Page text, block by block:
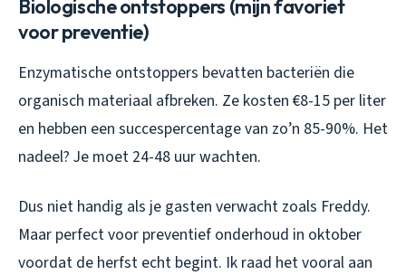
Biologische ontstoppers (mijn favoriet
voor preventie)
Enzymatische ontstoppers bevatten bacteriën die
organisch materiaal afbreken. Ze kosten €8-15 per liter
en hebben een succespercentage van zo’n 85-90%. Het
nadeel? Je moet 24-48 uur wachten.
Dus niet handig als je gasten verwacht zoals Freddy.
Maar perfect voor preventief onderhoud in oktober
voordat de herfst echt begint. Ik raad het vooral aan